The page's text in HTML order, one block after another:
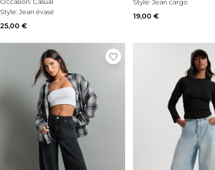
Occasion: Casual
Style: Jean évasé
25,00 €
Style: Jean cargo
19,00 €